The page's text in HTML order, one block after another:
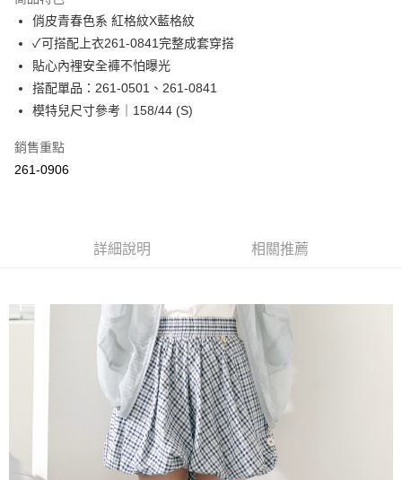
Apple Pay
街口支付
悠遊付
Google Pay
ATM付款
每筆NT$60，滿NT$2,000(含以上)免運費
每筆NT$60，滿NT$2,000(含以上)免運費
每筆NT$60，滿NT$2,000(含以上)免運費
每筆NT$60，滿NT$2,000(含以上)免運費
每筆NT$80，滿NT$2,000(含以上)免運費
俏皮青春色系 紅格紋X藍格紋
✓可搭配上衣261-0841完整成套穿搭
貼心內裡安全褲不怕曝光
搭配單品：261-0501、261-0841
模特兒尺寸參考｜158/44 (S)
銷售重點
261-0906
詳細說明 相關推薦